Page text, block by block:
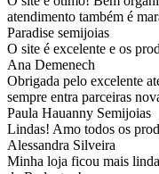
atendimento também é
Paradise semijoias
O site é excelente e os
Ana Demenech
Obrigada pelo excelente
sempre entra parceiras
Paula Hauanny Semijoias
Lindas! Amo todos os
Alessandra Silveira
Minha loja ficou mais